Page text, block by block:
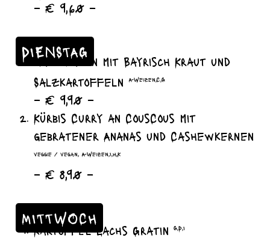
– € 9,60 –
DIENSTAG
Hackbraten mit Bayrisch Kraut und
Salzkartoffeln
A-Weizen,C,G
– € 9,90 –
Kürbis Curry an CousCous mit
gebratener Ananas und Cashewkernen
veggie / vegan, A-Weizen,I,H,K
– € 8,90 –
MITTWOCH
Kartoffel Lachs Gratin G,D,I